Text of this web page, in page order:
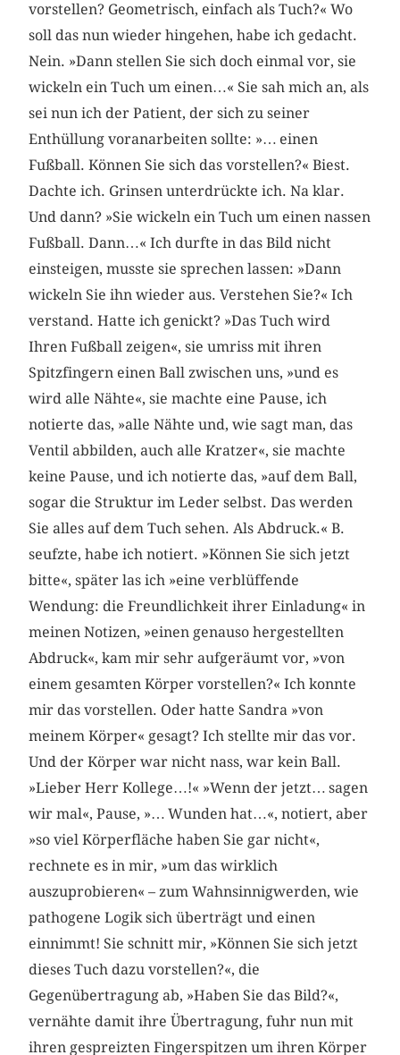
vorstellen? Geometrisch, einfach als Tuch?« Wo
soll das nun wieder hingehen, habe ich gedacht.
Nein. »Dann stellen Sie sich doch einmal vor, sie
wickeln ein Tuch um einen…« Sie sah mich an, als
sei nun ich der Patient, der sich zu seiner
Enthüllung voranarbeiten sollte: »… einen
Fußball. Können Sie sich das vorstellen?« Biest.
Dachte ich. Grinsen unterdrückte ich. Na klar.
Und dann? »Sie wickeln ein Tuch um einen nassen
Fußball. Dann…« Ich durfte in das Bild nicht
einsteigen, musste sie sprechen lassen: »Dann
wickeln Sie ihn wieder aus. Verstehen Sie?« Ich
verstand. Hatte ich genickt? »Das Tuch wird
Ihren Fußball zeigen«, sie umriss mit ihren
Spitzfingern einen Ball zwischen uns, »und es
wird alle Nähte«, sie machte eine Pause, ich
notierte das, »alle Nähte und, wie sagt man, das
Ventil abbilden, auch alle Kratzer«, sie machte
keine Pause, und ich notierte das, »auf dem Ball,
sogar die Struktur im Leder selbst. Das werden
Sie alles auf dem Tuch sehen. Als Abdruck.« B.
seufzte, habe ich notiert. »Können Sie sich jetzt
bitte«, später las ich »eine verblüffende
Wendung: die Freundlichkeit ihrer Einladung« in
meinen Notizen, »einen genauso hergestellten
Abdruck«, kam mir sehr aufgeräumt vor, »von
einem gesamten Körper vorstellen?« Ich konnte
mir das vorstellen. Oder hatte Sandra »von
meinem Körper« gesagt? Ich stellte mir das vor.
Und der Körper war nicht nass, war kein Ball.
»Lieber Herr Kollege…!« »Wenn der jetzt… sagen
wir mal«, Pause, »… Wunden hat…«, notiert, aber
»so viel Körperfläche haben Sie gar nicht«,
rechnete es in mir, »um das wirklich
auszuprobieren« – zum Wahnsinnigwerden, wie
pathogene Logik sich überträgt und einen
einnimmt! Sie schnitt mir, »Können Sie sich jetzt
dieses Tuch dazu vorstellen?«, die
Gegenübertragung ab, »Haben Sie das Bild?«,
vernähte damit ihre Übertragung, fuhr nun mit
ihren gespreizten Fingerspitzen um ihren Körper